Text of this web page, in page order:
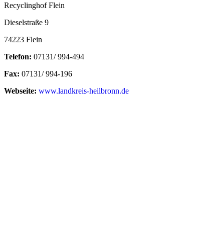
Recyclinghof Flein
Dieselstraße 9
74223 Flein
Telefon: 07131/ 994-494
Fax: 07131/ 994-196
Webseite: www.landkreis-heilbronn.de